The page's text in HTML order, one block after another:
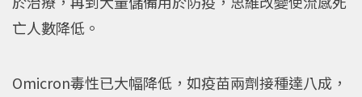
亡人數降低。
Omicron毒性已大幅降低，如疫苗兩劑接種達八成，